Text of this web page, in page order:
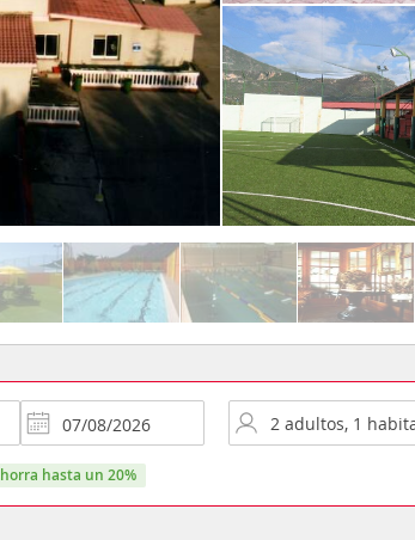
ahorra hasta un 20%